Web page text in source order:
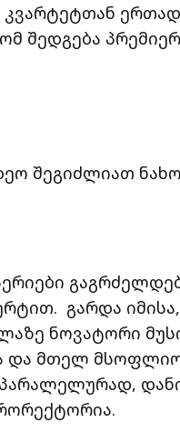
შედგება
შეგიძლიათ
გარდა
ნოვატორი
და მთელ